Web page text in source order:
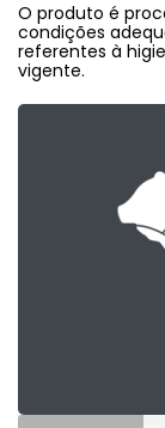
O produto é
condições
referentes à
vigente.